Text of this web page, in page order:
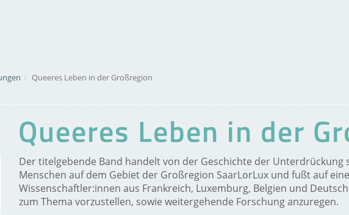
Queeres Leben in der Großregion
Queeres Leben in der
Der titelgebende Band handelt von der Geschichte der
Menschen auf dem Gebiet der Großregion SaarLorLux und fußt auf
Wissenschaftler:innen aus Frankreich, Luxemburg, Belgien und
zum Thema vorzustellen, sowie weitergehende Forschung anzuregen.